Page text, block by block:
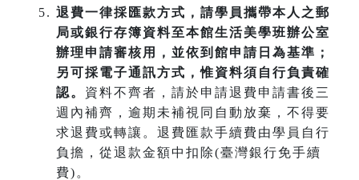
退費一律採匯款方式，請學員攜帶本人之郵
局或銀行存簿資料至本館生活美學班辦公室
辦理申請審核用，並依到館申請日為基準；
另可採電子通訊方式，惟資料須自行負責確
認。 資料不齊者，請於申請退費申請書後三
週內補齊，逾期未補視同自動放棄，不得要
求退費或轉讓。退費匯款手續費由學員自行
負擔，從退款金額中扣除(臺灣銀行免手續
費)。